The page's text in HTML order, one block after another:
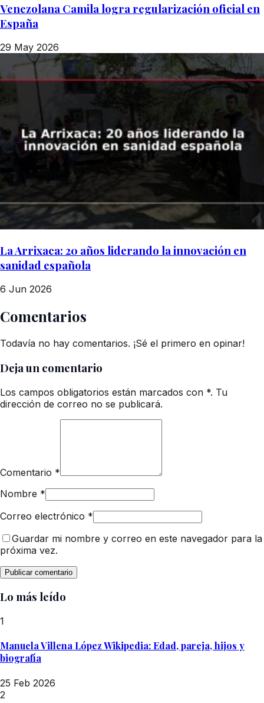
Venezolana Camila logra regularización oficial en
España
29 May 2026
La Arrixaca: 20 años liderando la innovación en
sanidad española
6 Jun 2026
Comentarios
Todavía no hay comentarios. ¡Sé el primero en opinar!
Deja un comentario
Los campos obligatorios están marcados con *. Tu
dirección de correo no se publicará.
Comentario *
Nombre *
Correo electrónico *
Guardar mi nombre y correo en este navegador para la
próxima vez.
Lo más leído
1
Manuela Villena López Wikipedia: Edad, pareja, hijos y
biografía
25 Feb 2026
2